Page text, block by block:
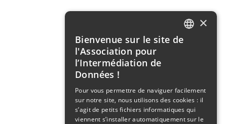
×
Bienvenue sur le site de
l'Association pour
l’Intermédiation de
Données !
Pour vous permettre de naviguer facilement
sur notre site, nous utilisons des cookies : il
s’agit de petits fichiers informatiques qui
viennent s’installer automatiquement sur le